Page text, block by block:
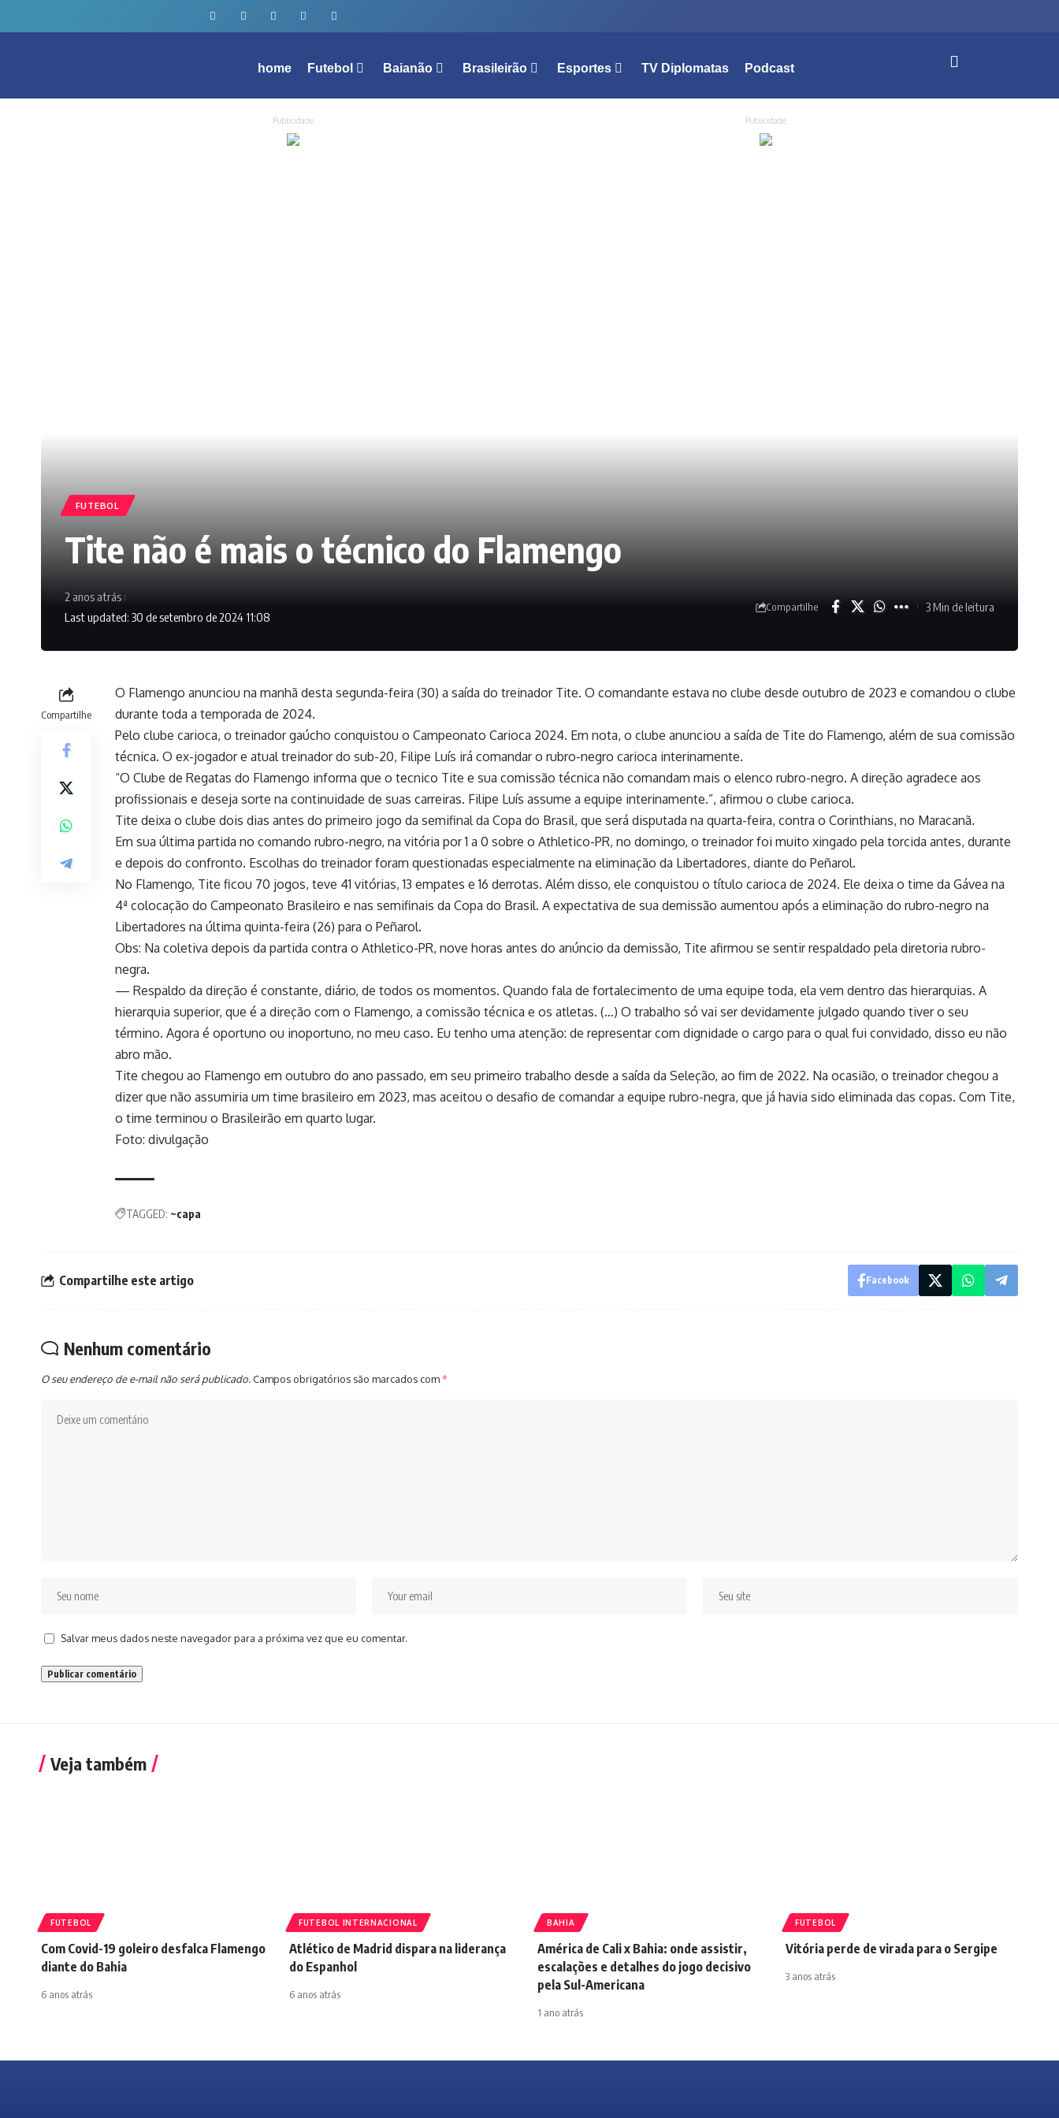
home Futebol Baianão Brasileirão Esportes TV Diplomatas Podcast
Publicidade Publicidade
FUTEBOL
Tite não é mais o técnico do Flamengo
Last updated: 30 de setembro de 2024 11:08
2 anos atrás
Compartilhe 3 Min de leitura
Compartilhe
O Flamengo anunciou na manhã desta segunda-feira (30) a saída do treinador Tite. O comandante estava no clube desde outubro de 2023 e comandou o clube
durante toda a temporada de 2024.
Pelo clube carioca, o treinador gaúcho conquistou o Campeonato Carioca 2024. Em nota, o clube anunciou a saída de Tite do Flamengo, além de sua comissão
técnica. O ex-jogador e atual treinador do sub-20, Filipe Luís irá comandar o rubro-negro carioca interinamente.
“O Clube de Regatas do Flamengo informa que o tecnico Tite e sua comissão técnica não comandam mais o elenco rubro-negro. A direção agradece aos
profissionais e deseja sorte na continuidade de suas carreiras. Filipe Luís assume a equipe interinamente.”, afirmou o clube carioca.
Tite deixa o clube dois dias antes do primeiro jogo da semifinal da Copa do Brasil, que será disputada na quarta-feira, contra o Corinthians, no Maracanã.
Em sua última partida no comando rubro-negro, na vitória por 1 a 0 sobre o Athletico-PR, no domingo, o treinador foi muito xingado pela torcida antes, durante
e depois do confronto. Escolhas do treinador foram questionadas especialmente na eliminação da Libertadores, diante do Peñarol.
No Flamengo, Tite ficou 70 jogos, teve 41 vitórias, 13 empates e 16 derrotas. Além disso, ele conquistou o título carioca de 2024. Ele deixa o time da Gávea na
4ª colocação do Campeonato Brasileiro e nas semifinais da Copa do Brasil. A expectativa de sua demissão aumentou após a eliminação do rubro-negro na
Libertadores na última quinta-feira (26) para o Peñarol.
Obs: Na coletiva depois da partida contra o Athletico-PR, nove horas antes do anúncio da demissão, Tite afirmou se sentir respaldado pela diretoria rubro-
negra.
— Respaldo da direção é constante, diário, de todos os momentos. Quando fala de fortalecimento de uma equipe toda, ela vem dentro das hierarquias. A
hierarquia superior, que é a direção com o Flamengo, a comissão técnica e os atletas. (…) O trabalho só vai ser devidamente julgado quando tiver o seu
término. Agora é oportuno ou inoportuno, no meu caso. Eu tenho uma atenção: de representar com dignidade o cargo para o qual fui convidado, disso eu não
abro mão.
Tite chegou ao Flamengo em outubro do ano passado, em seu primeiro trabalho desde a saída da Seleção, ao fim de 2022. Na ocasião, o treinador chegou a
dizer que não assumiria um time brasileiro em 2023, mas aceitou o desafio de comandar a equipe rubro-negra, que já havia sido eliminada das copas. Com Tite,
o time terminou o Brasileirão em quarto lugar.
Foto: divulgação
TAGGED: ~capa
Compartilhe este artigo Facebook
Nenhum comentário
O seu endereço de e-mail não será publicado. Campos obrigatórios são marcados com*
Salvar meus dados neste navegador para a próxima vez que eu comentar.
Veja também
FUTEBOL
Com Covid-19 goleiro desfalca Flamengo
diante do Bahia
6 anos atrás
FUTEBOL INTERNACIONAL
Atlético de Madrid dispara na liderança
do Espanhol
6 anos atrás
BAHIA
América de Cali x Bahia: onde assistir,
escalações e detalhes do jogo decisivo
pela Sul-Americana
1 ano atrás
FUTEBOL
Vitória perde de virada para o Sergipe
3 anos atrás